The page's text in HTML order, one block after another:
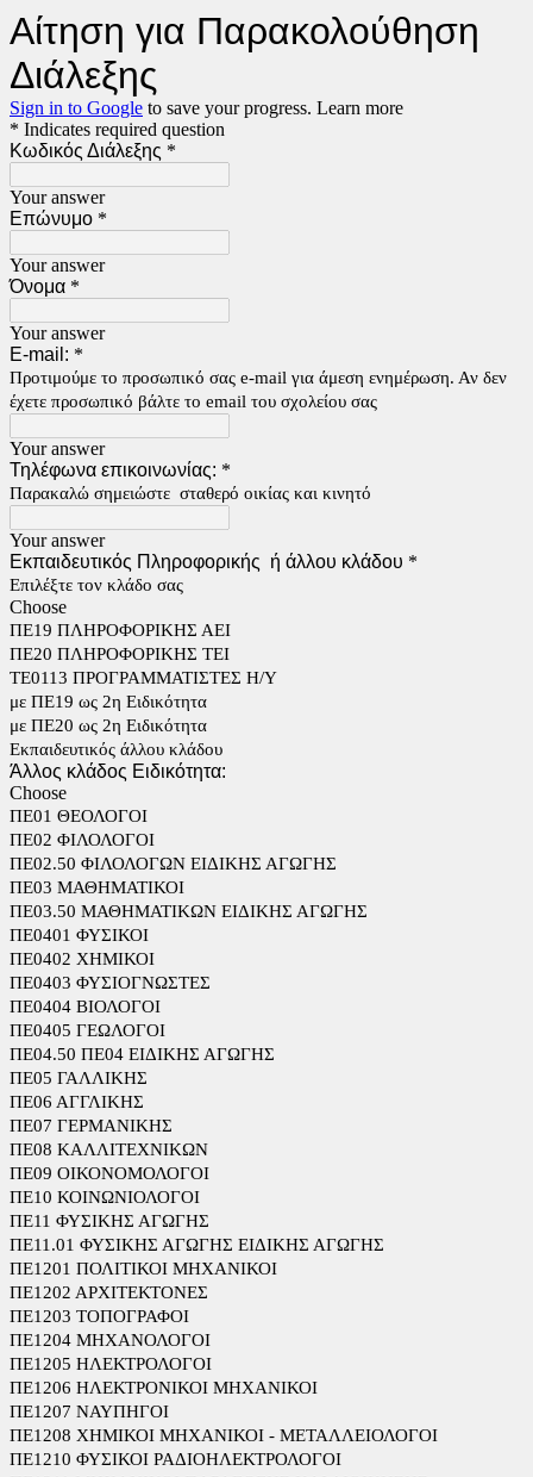
Αίτηση για Παρακολούθηση
Διάλεξης
Sign in to Google to save your progress. Learn more
* Indicates required question
Κωδικός Διάλεξης *
Your answer
Επώνυμο *
Your answer
Όνομα *
Your answer
Ε-mail: *
Προτιμούμε το προσωπικό σας e-mail για άμεση ενημέρωση. Αν δεν
έχετε προσωπικό βάλτε το email του σχολείου σας
Your answer
Τηλέφωνα επικοινωνίας: *
Παρακαλώ σημειώστε σταθερό οικίας και κινητό
Your answer
Εκπαιδευτικός Πληροφορικής ή άλλου κλάδου *
Επιλέξτε τον κλάδο σας
Choose
ΠΕ19 ΠΛΗΡΟΦΟΡΙΚΗΣ ΑΕΙ
ΠΕ20 ΠΛΗΡΟΦΟΡΙΚΗΣ ΤΕΙ
ΤΕ0113 ΠΡΟΓΡΑΜΜΑΤΙΣΤΕΣ Η/Υ
με ΠΕ19 ως 2η Ειδικότητα
με ΠΕ20 ως 2η Ειδικότητα
Εκπαιδευτικός άλλου κλάδου
Άλλος κλάδος Ειδικότητα:
Choose
ΠΕ01 ΘΕΟΛΟΓΟΙ
ΠΕ02 ΦΙΛΟΛΟΓΟΙ
ΠΕ02.50 ΦΙΛΟΛΟΓΩΝ ΕΙΔΙΚΗΣ ΑΓΩΓΗΣ
ΠΕ03 ΜΑΘΗΜΑΤΙΚΟΙ
ΠΕ03.50 ΜΑΘΗΜΑΤΙΚΩΝ ΕΙΔΙΚΗΣ ΑΓΩΓΗΣ
ΠΕ0401 ΦΥΣΙΚΟΙ
ΠΕ0402 ΧΗΜΙΚΟΙ
ΠΕ0403 ΦΥΣΙΟΓΝΩΣΤΕΣ
ΠΕ0404 ΒΙΟΛΟΓΟΙ
ΠΕ0405 ΓΕΩΛΟΓΟΙ
ΠΕ04.50 ΠΕ04 ΕΙΔΙΚΗΣ ΑΓΩΓΗΣ
ΠΕ05 ΓΑΛΛΙΚΗΣ
ΠΕ06 ΑΓΓΛΙΚΗΣ
ΠΕ07 ΓΕΡΜΑΝΙΚΗΣ
ΠΕ08 ΚΑΛΛΙΤΕΧΝΙΚΩΝ
ΠΕ09 ΟΙΚΟΝΟΜΟΛΟΓΟΙ
ΠΕ10 ΚΟΙΝΩΝΙΟΛΟΓΟΙ
ΠΕ11 ΦΥΣΙΚΗΣ ΑΓΩΓΗΣ
ΠΕ11.01 ΦΥΣΙΚΗΣ ΑΓΩΓΗΣ ΕΙΔΙΚΗΣ ΑΓΩΓΗΣ
ΠΕ1201 ΠΟΛΙΤΙΚΟΙ ΜΗΧΑΝΙΚΟΙ
ΠΕ1202 ΑΡΧΙΤΕΚΤΟΝΕΣ
ΠΕ1203 ΤΟΠΟΓΡΑΦΟΙ
ΠΕ1204 ΜΗΧΑΝΟΛΟΓΟΙ
ΠΕ1205 ΗΛΕΚΤΡΟΛΟΓΟΙ
ΠΕ1206 ΗΛΕΚΤΡΟΝΙΚΟΙ ΜΗΧΑΝΙΚΟΙ
ΠΕ1207 ΝΑΥΠΗΓΟΙ
ΠΕ1208 ΧΗΜΙΚΟΙ ΜΗΧΑΝΙΚΟΙ - ΜΕΤΑΛΛΕΙΟΛΟΓΟΙ
ΠΕ1210 ΦΥΣΙΚΟΙ ΡΑΔΙΟΗΛΕΚΤΡΟΛΟΓΟΙ